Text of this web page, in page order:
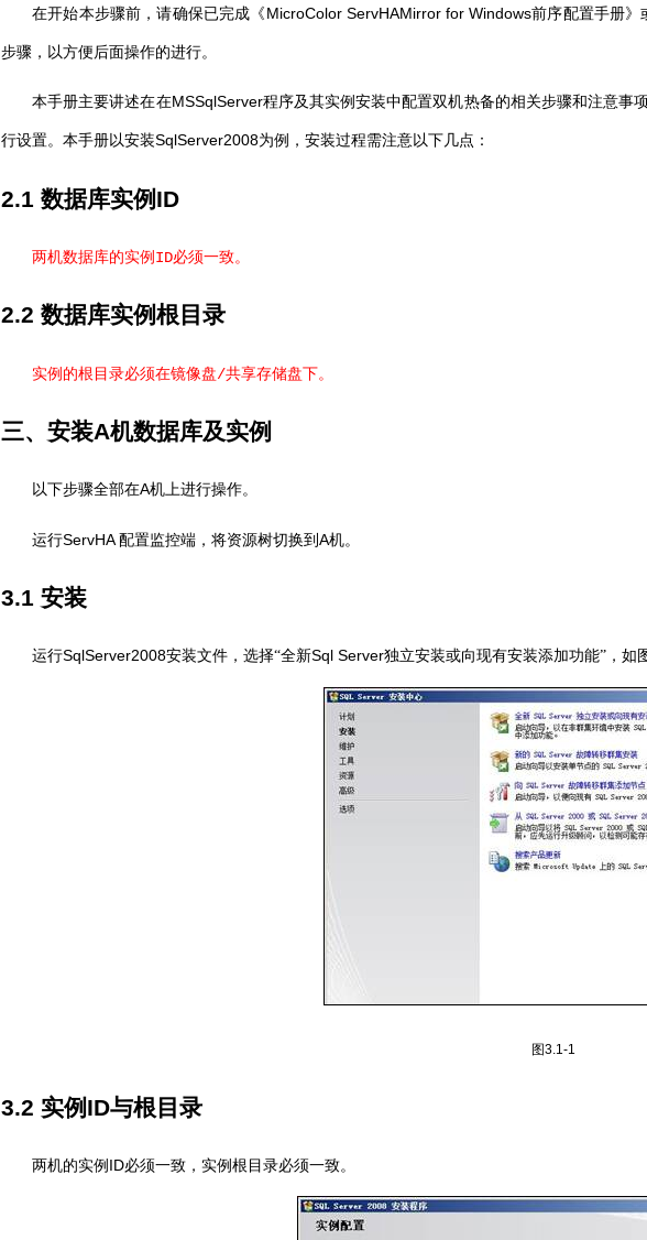
在开始本步骤前，请确保已完成《 MicroColor ServHAMirror for Windows前序配置手册》
步骤，以方便后面操作的进行。
本手册主要讲述在在MSSqlServer程序及其实例安装中配置双机热备的相关步骤和注意事
行设置。本手册以安装SqlServer2008为例，安装过程需注意以下几点：
2.1 数据库实例 ID
两机数据库的实例 ID必须一致。
2.2 数据库实例根目录
实例的根目录必须在镜像盘/共享存储盘下。
三、安装A机数据库及实例
以下步骤全部在A机上进行操作。
运行ServHA 配置监控端，将资源树切换到 A机。
3.1 安装
运行SqlServer2008安装文件，选择“全新Sql Server独立安装或向现有安装添加功能”，如
图3.1-1
3.2 实例 ID与根目录
两机的实例 ID必须一致，实例根目录必须一致。